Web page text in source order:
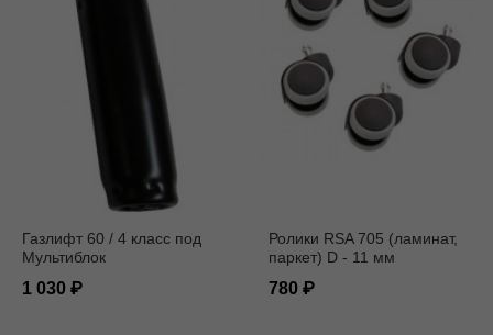
Газлифт 60 / 4 класс под
Мультиблок
1 030
Ролики RSA 705 (ламинат,
паркет) D - 11 мм
780